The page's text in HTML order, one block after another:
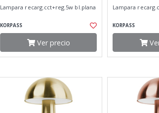
Lampara recarg.cct+reg.5w bl.plana
KORPASS
Ver precio
Lampara
KORPASS